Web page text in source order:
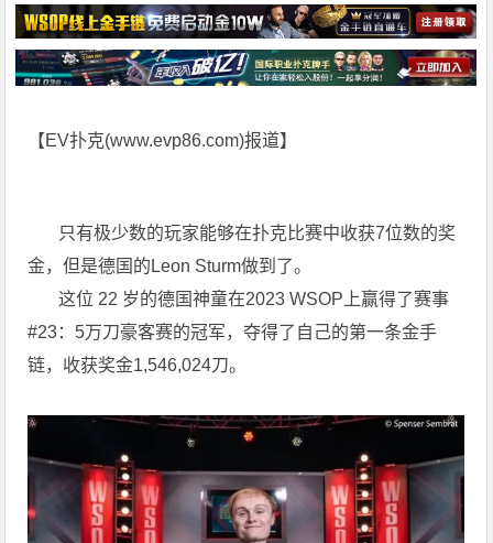
【EV扑克(www.evp86.com)报道】
只有极少数的玩家能够在扑克比赛中收获7位数的奖
金，但是德国的Leon Sturm做到了。
这位 22 岁的德国神童在2023 WSOP上赢得了赛事
#23：5万刀豪客赛的冠军，夺得了自己的第一条金手
链，收获奖金1,546,024刀。